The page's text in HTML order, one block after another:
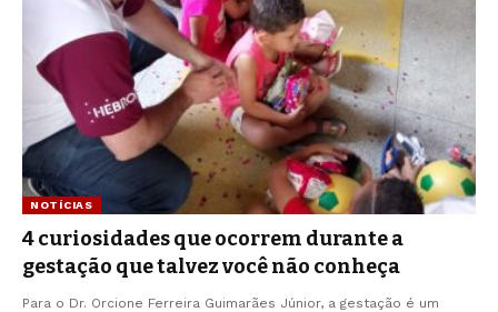
NOTÍCIAS
4 curiosidades que ocorrem durante a
gestação que talvez você não conheça
Para o Dr. Orcione Ferreira Guimarães Júnior, a gestação é um